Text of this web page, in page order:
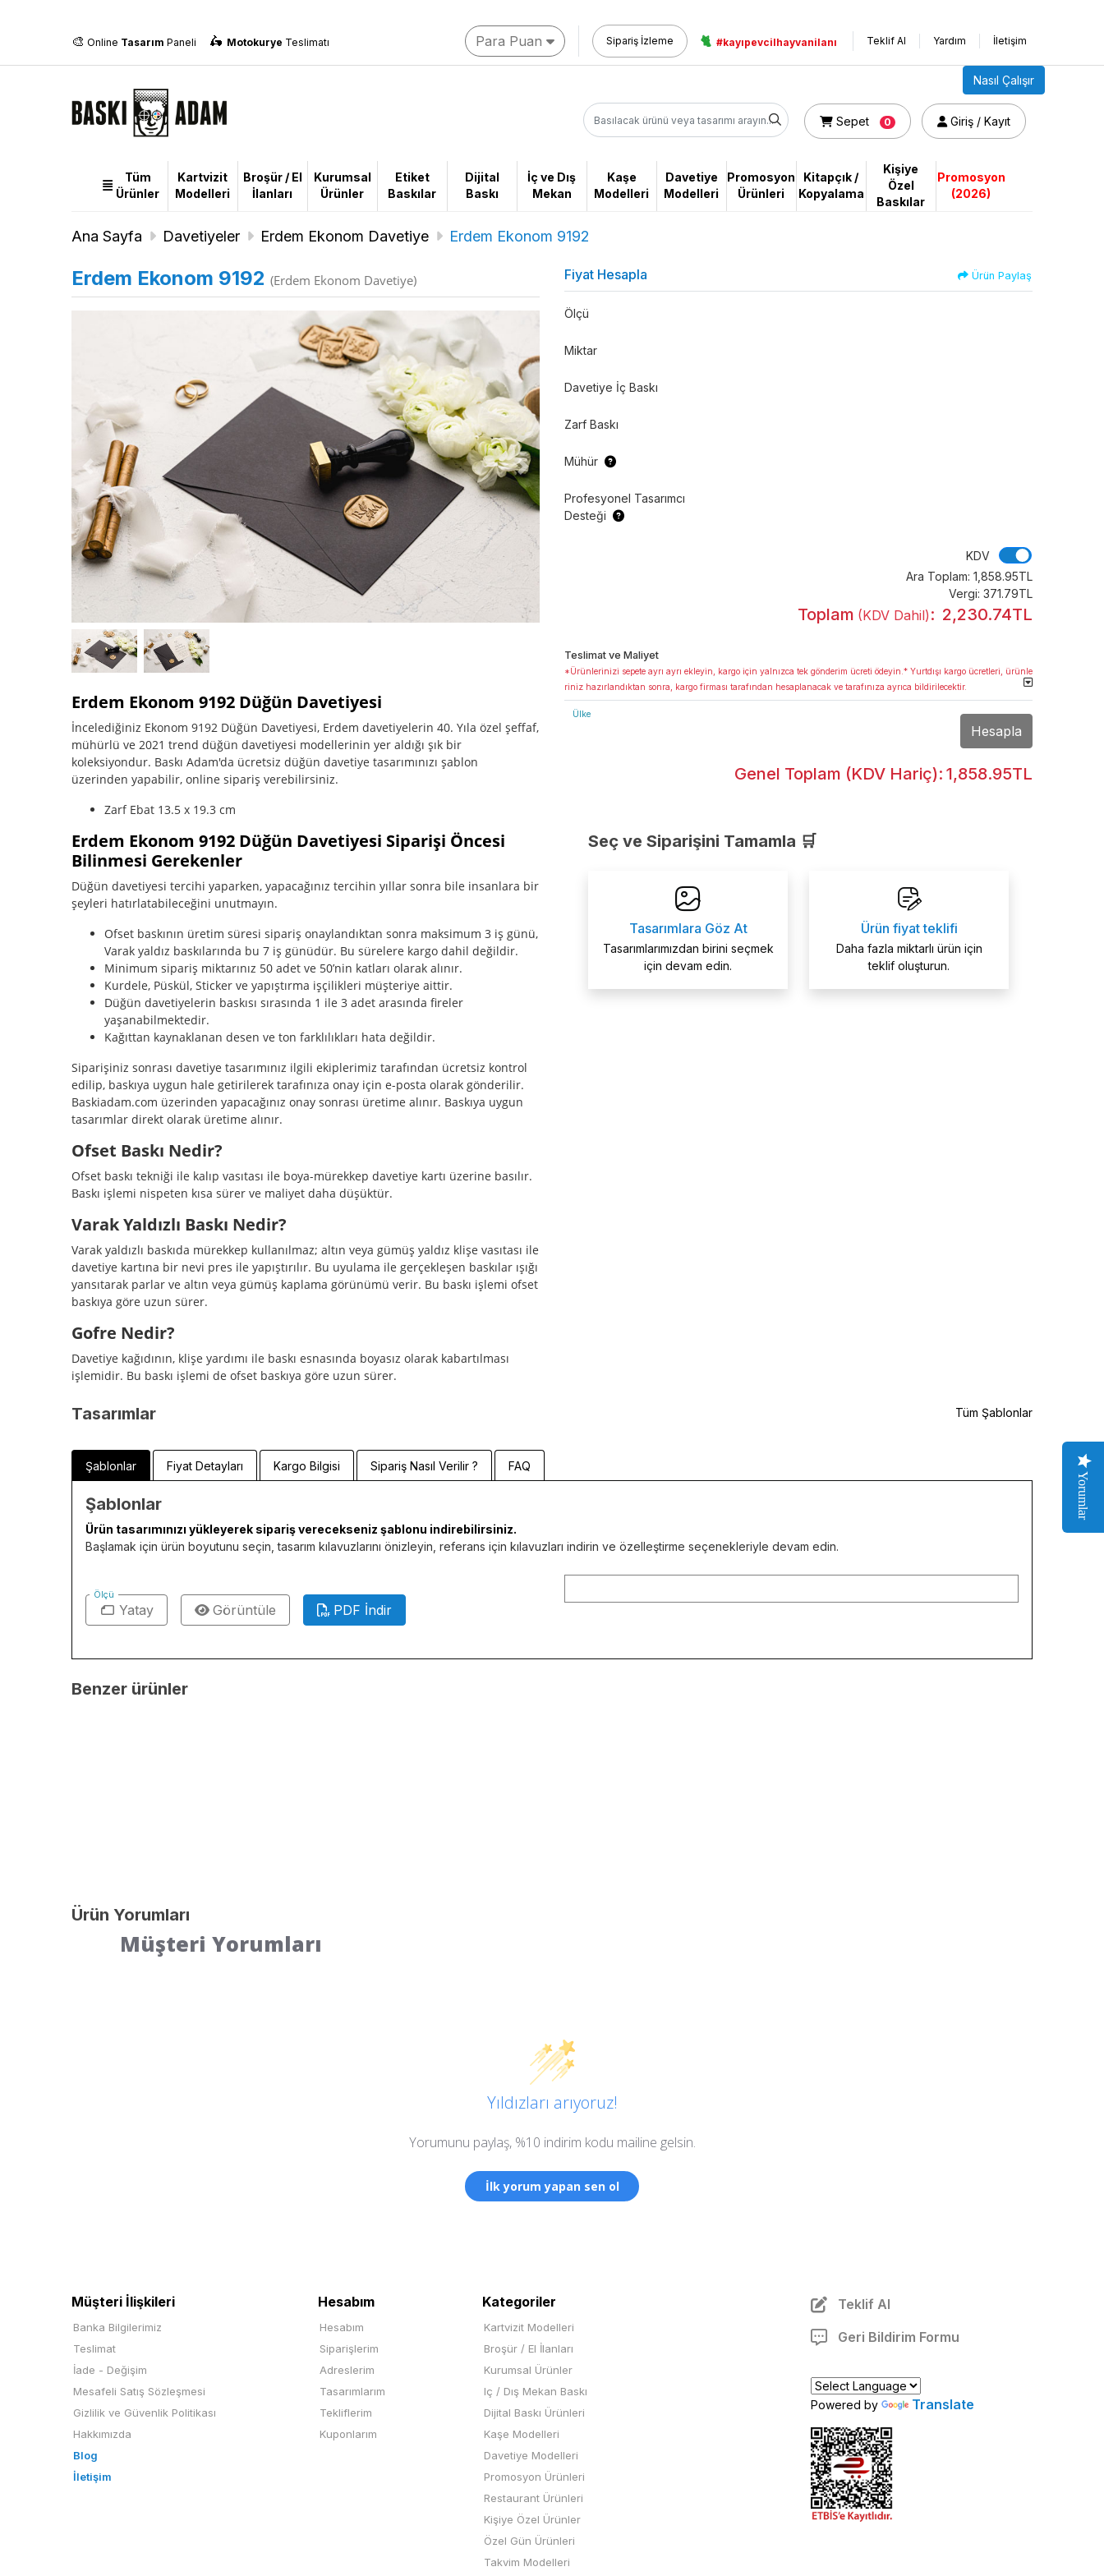
🎨 Online Tasarım Paneli 🛵 Motokurye Teslimatı Para Puan Sipariş İzleme 🐈 #kayıpevcilhayvanilanı Teklif Al Yardım İletişim
Nasıl Çalışır
Giriş / Kayıt
Giriş / Kayıt
Sepet
Sepet 0
Tüm
Ürünler
Tüm
Ürünler
Kartvizit
Modelleri
Broşür / El
İlanları
Kurumsal
Ürünler
Etiket
Baskılar
Dijital
Baskı
İç ve Dış
Mekan
Kaşe
Modelleri
Davetiye
Modelleri
Promosyon
Ürünleri
Kitapçık /
Kopyalama
Kişiye
Özel
Baskılar
Promosyon
(2026)
Ana Sayfa Davetiyeler Erdem Ekonom Davetiye Erdem Ekonom 9192
Erdem Ekonom 9192 (Erdem Ekonom Davetiye)
Erdem Ekonom 9192 Düğün Davetiyesi
İncelediğiniz Ekonom 9192 Düğün Davetiyesi, Erdem davetiyelerin 40. Yıla özel şeffaf,
mühürlü ve 2021 trend düğün davetiyesi modellerinin yer aldığı şık bir
koleksiyondur. Baskı Adam'da ücretsiz düğün davetiye tasarımınızı şablon
üzerinden yapabilir, online sipariş verebilirsiniz.
Zarf Ebat 13.5 x 19.3 cm
Erdem Ekonom 9192 Düğün Davetiyesi Siparişi Öncesi
Bilinmesi Gerekenler
Düğün davetiyesi tercihi yaparken, yapacağınız tercihin yıllar sonra bile insanlara bir
şeyleri hatırlatabileceğini unutmayın.
Ofset baskının üretim süresi sipariş onaylandıktan sonra maksimum 3 iş günü,
Varak yaldız baskılarında bu 7 iş günüdür. Bu sürelere kargo dahil değildir.
Minimum sipariş miktarınız 50 adet ve 50’nin katları olarak alınır.
Kurdele, Püskül, Sticker ve yapıştırma işçilikleri müşteriye aittir.
Düğün davetiyelerin baskısı sırasında 1 ile 3 adet arasında fireler
yaşanabilmektedir.
Kağıttan kaynaklanan desen ve ton farklılıkları hata değildir.
Siparişiniz sonrası davetiye tasarımınız ilgili ekiplerimiz tarafından ücretsiz kontrol
edilip, baskıya uygun hale getirilerek tarafınıza onay için e-posta olarak gönderilir.
Baskiadam.com üzerinden yapacağınız onay sonrası üretime alınır. Baskıya uygun
tasarımlar direkt olarak üretime alınır.
Ofset Baskı Nedir?
Ofset baskı tekniği ile kalıp vasıtası ile boya-mürekkep davetiye kartı üzerine basılır.
Baskı işlemi nispeten kısa sürer ve maliyet daha düşüktür.
Varak Yaldızlı Baskı Nedir?
Varak yaldızlı baskıda mürekkep kullanılmaz; altın veya gümüş yaldız klişe vasıtası ile
davetiye kartına bir nevi pres ile yapıştırılır. Bu uyulama ile gerçekleşen baskılar ışığı
yansıtarak parlar ve altın veya gümüş kaplama görünümü verir. Bu baskı işlemi ofset
baskıya göre uzun sürer.
Gofre Nedir?
Davetiye kağıdının, klişe yardımı ile baskı esnasında boyasız olarak kabartılması
işlemidir. Bu baskı işlemi de ofset baskıya göre uzun sürer.
Fiyat Hesapla Ürün Paylaş
Ölçü
Miktar
Davetiye İç Baskı
Zarf Baskı
Mühür
Profesyonel Tasarımcı
Desteği
KDV
Ara Toplam: 1,858.95TL
Vergi: 371.79TL
Toplam (KDV Dahil) : 2,230.74TL
Teslimat ve Maliyet
*Ürünlerinizi sepete ayrı ayrı ekleyin, kargo için yalnızca tek gönderim ücreti ödeyin.* Yurtdışı kargo ücretleri, ürünle
riniz hazırlandıktan sonra, kargo firması tarafından hesaplanacak ve tarafınıza ayrıca bildirilecektir.
Ülke
Hesapla
Genel Toplam (KDV Hariç): 1,858.95TL
Seç ve Siparişini Tamamla 🛒
Tasarımlara Göz At
Tasarımlarımızdan birini seçmek
için devam edin.
Ürün fiyat teklifi
Daha fazla miktarlı ürün için
teklif oluşturun.
Tüm Şablonlar
Tasarımlar
Şablonlar Fiyat Detayları Kargo Bilgisi Sipariş Nasıl Verilir ? FAQ
Şablonlar
Ürün tasarımınızı yükleyerek sipariş verecekseniz şablonu indirebilirsiniz.
Başlamak için ürün boyutunu seçin, tasarım kılavuzlarını önizleyin, referans için kılavuzları indirin ve özelleştirme seçenekleriyle devam edin.
Ölçü
Yatay Görüntüle PDF İndir
Benzer ürünler
Ürün Yorumları
Müşteri Yorumları
Yıldızları arıyoruz!
Yorumunu paylaş, %10 indirim kodu mailine gelsin.
İlk yorum yapan sen ol
Müşteri İlişkileri
Banka Bilgilerimiz
Teslimat
İade - Değişim
Mesafeli Satış Sözleşmesi
Gizlilik ve Güvenlik Politikası
Hakkımızda
Blog
İletişim
Hesabım
Hesabım
Siparişlerim
Adreslerim
Tasarımlarım
Tekliflerim
Kuponlarım
Kategoriler
Kartvizit Modelleri
Broşür / El İlanları
Kurumsal Ürünler
Iç / Dış Mekan Baskı
Dijital Baskı Ürünleri
Kaşe Modelleri
Davetiye Modelleri
Promosyon Ürünleri
Restaurant Ürünleri
Kişiye Özel Ürünler
Özel Gün Ürünleri
Takvim Modelleri
Teklif Al
Geri Bildirim Formu
Powered by Translate
Yorumlar